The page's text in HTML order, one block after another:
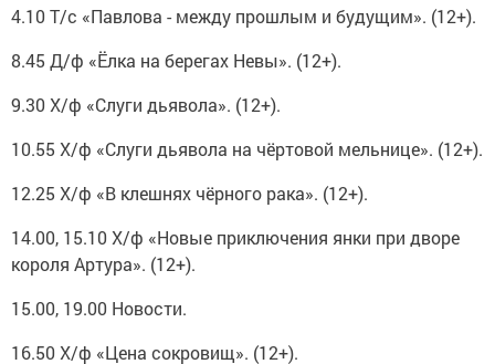
4.10 Т/с «Павлова - между прошлым и будущим». (12+).
8.45 Д/ф «Ёлка на берегах Невы». (12+).
9.30 Х/ф «Слуги дьявола». (12+).
10.55 Х/ф «Слуги дьявола на чёртовой мельнице». (12+).
12.25 Х/ф «В клешнях чёрного рака». (12+).
14.00, 15.10 Х/ф «Новые приключения янки при дворе
короля Артура». (12+).
15.00, 19.00 Новости.
16.50 Х/ф «Цена сокровищ». (12+).